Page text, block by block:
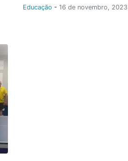
Educação - 16 de novembro, 2023